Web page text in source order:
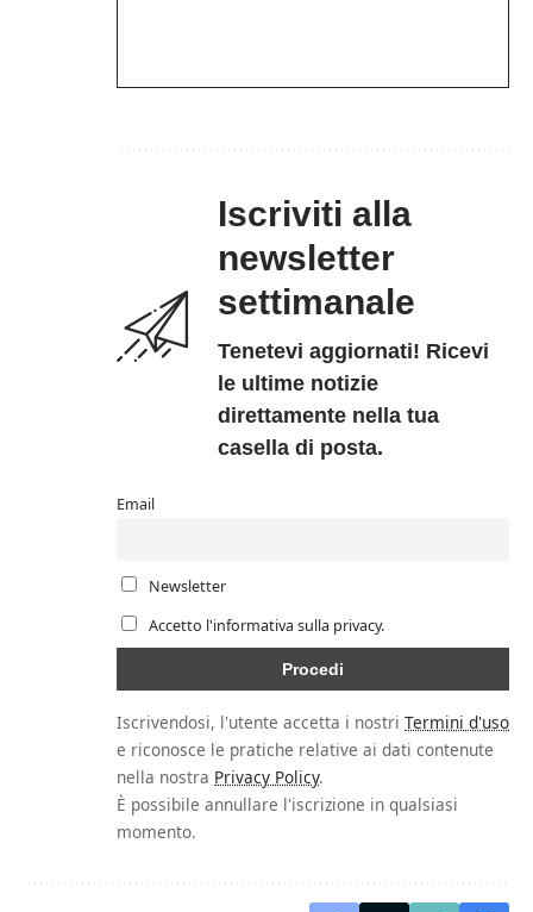
Iscriviti alla
newsletter
settimanale
Tenetevi aggiornati! Ricevi
le ultime notizie
direttamente nella tua
casella di posta.
Email
Newsletter
Accetto l'informativa sulla privacy.
Iscrivendosi, l'utente accetta i nostri Termini d'uso
e riconosce le pratiche relative ai dati contenute
nella nostra Privacy Policy.
È possibile annullare l'iscrizione in qualsiasi
momento.